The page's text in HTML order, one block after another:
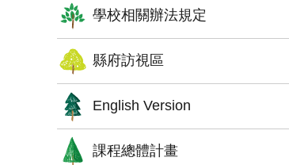
學校相關辦法規定
縣府訪視區
English Version
課程總體計畫